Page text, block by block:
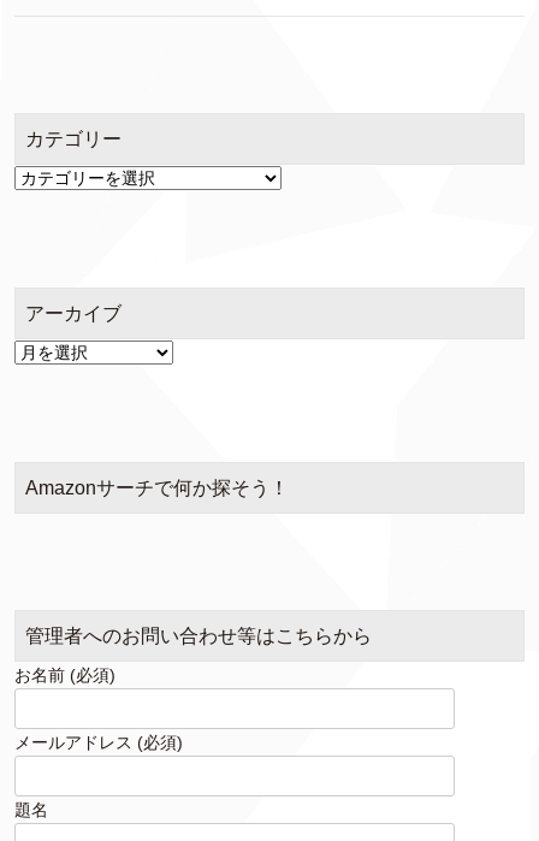
カテゴリー
カ
アーカイブ
ア
Amazonサーチで何か探そう！
管理者へのお問い合わせ等はこちらから
お名前 (必須)
メールアドレス (必須)
題名